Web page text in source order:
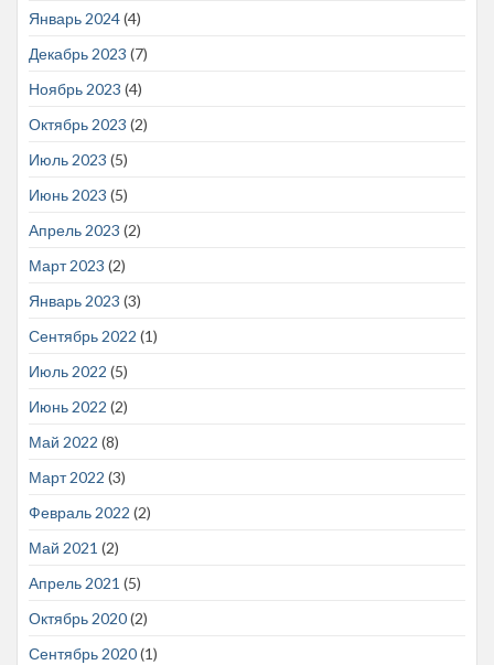
Январь 2024(4)
Декабрь 2023 (7)
Ноябрь 2023 (4)
Октябрь 2023 (2)
Июль 2023 (5)
Июнь 2023 (5)
Апрель 2023 (2)
Март 2023 (2)
Январь 2023 (3)
Сентябрь 2022 (1)
Июль 2022 (5)
Июнь 2022 (2)
Май 2022 (8)
Март 2022 (3)
Февраль 2022 (2)
Май 2021 (2)
Апрель 2021 (5)
Октябрь 2020(2)
Сентябрь 2020(1)